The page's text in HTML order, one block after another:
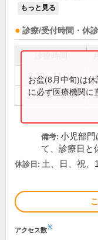
もっと見る
診療/受付時間・休
8:30～11:00
13:00～15:00
お盆(8月中旬)は
に必ず医療機関に
備考: 小児部門
て、診療日と
休診日: 土、日、祝、
アクセス数※